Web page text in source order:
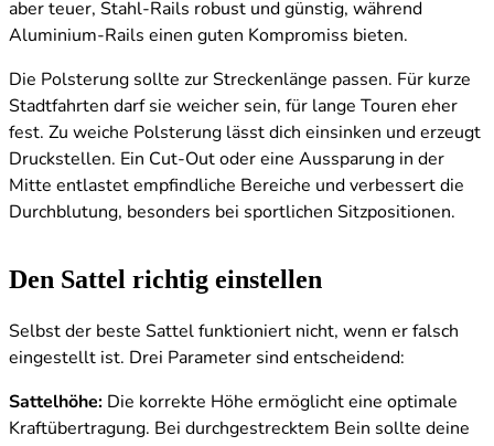
aber teuer, Stahl-Rails robust und günstig, während
Aluminium-Rails einen guten Kompromiss bieten.
Die Polsterung sollte zur Streckenlänge passen. Für kurze
Stadtfahrten darf sie weicher sein, für lange Touren eher
fest. Zu weiche Polsterung lässt dich einsinken und erzeugt
Druckstellen. Ein Cut-Out oder eine Aussparung in der
Mitte entlastet empfindliche Bereiche und verbessert die
Durchblutung, besonders bei sportlichen Sitzpositionen.
Den Sattel richtig einstellen
Selbst der beste Sattel funktioniert nicht, wenn er falsch
eingestellt ist. Drei Parameter sind entscheidend:
Sattelhöhe: Die korrekte Höhe ermöglicht eine optimale
Kraftübertragung. Bei durchgestrecktem Bein sollte deine